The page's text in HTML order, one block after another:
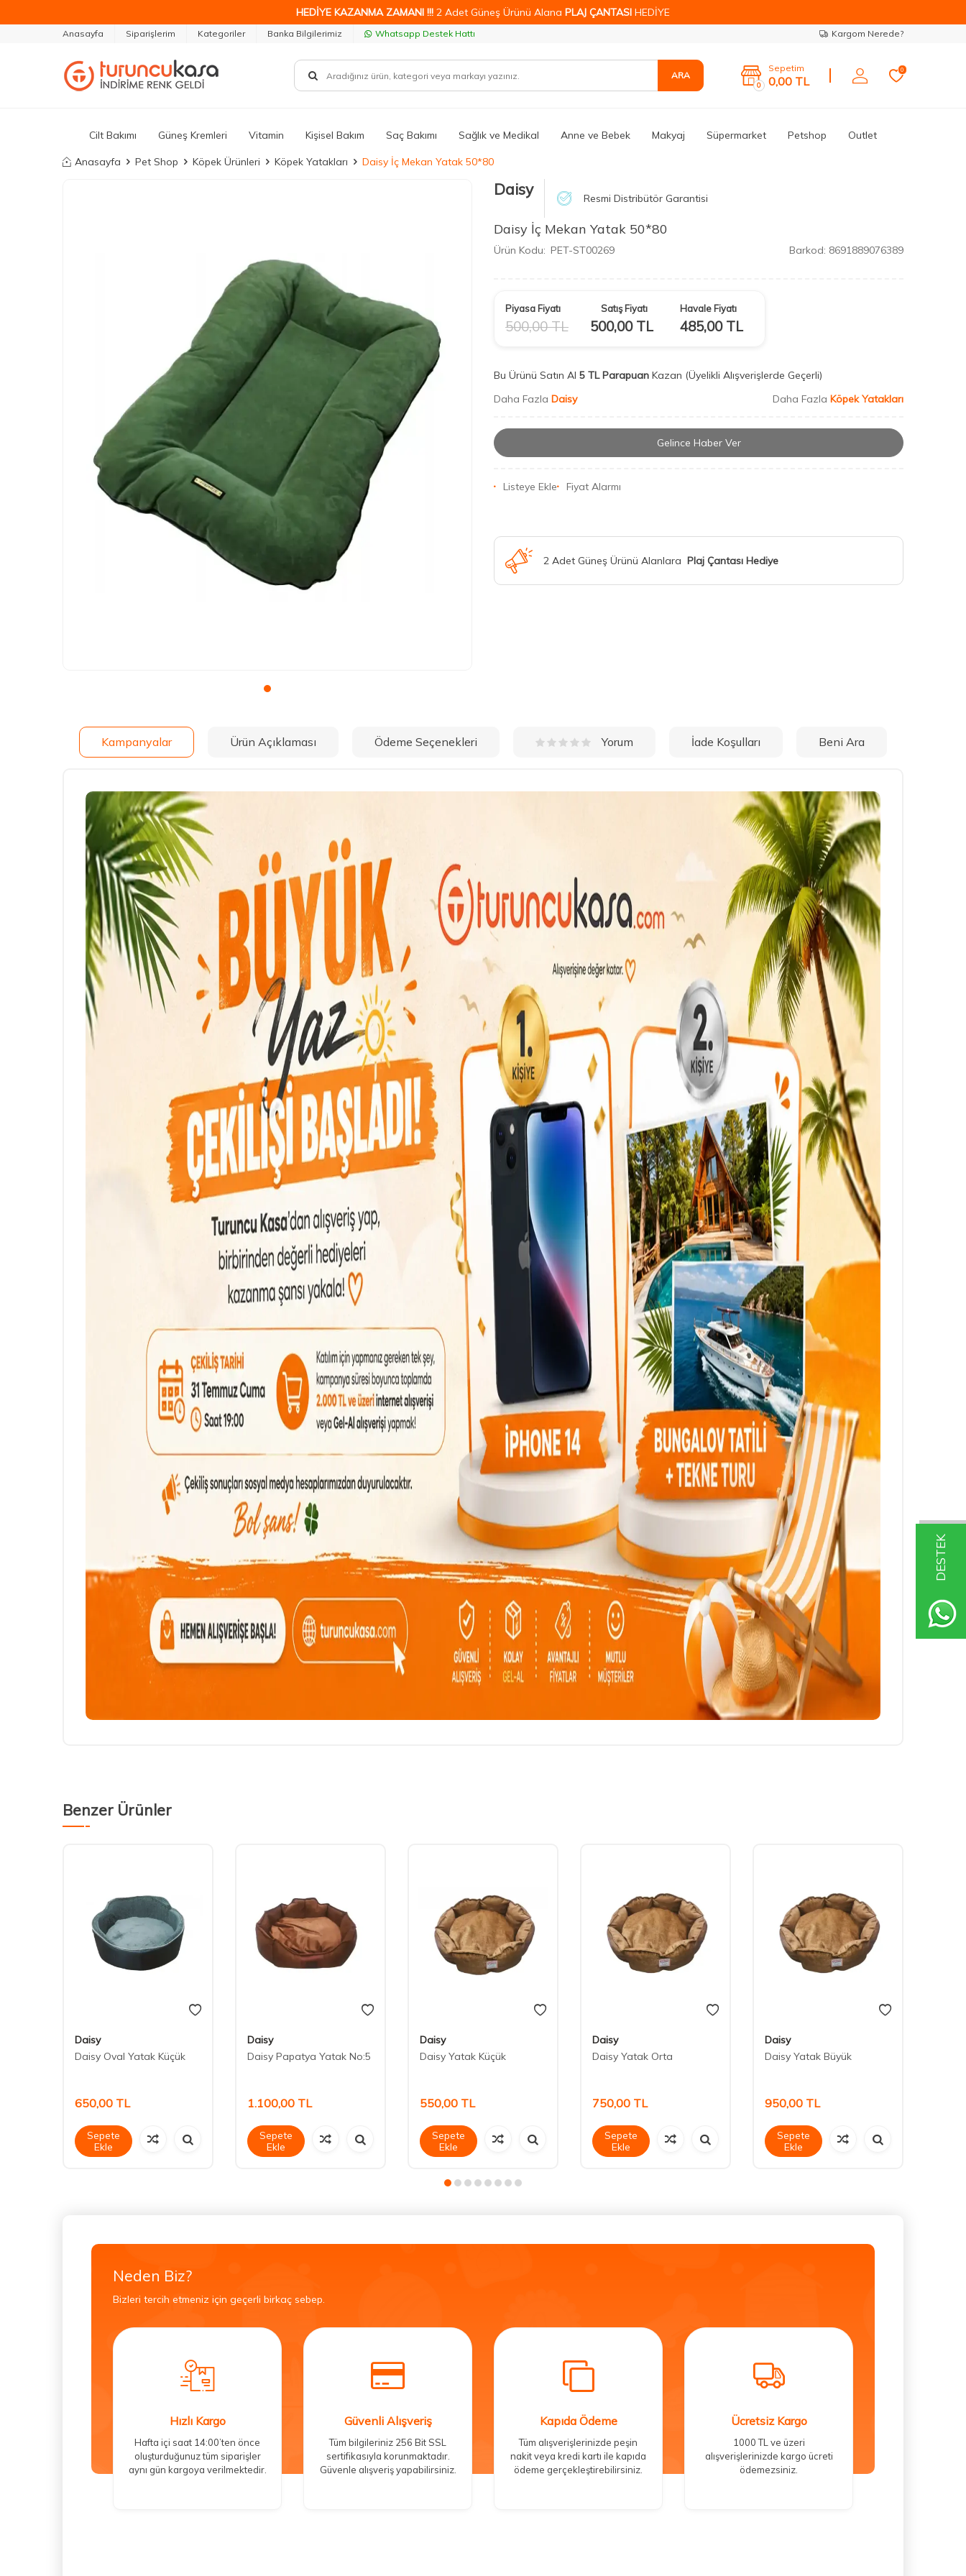
DESTEK
HEDİYE KAZANMA ZAMANI !!! 2 Adet Güneş Ürünü Alana PLAJ ÇANTASI HEDİYE
Anasayfa Siparişlerim Kategoriler Banka Bilgilerimiz Whatsapp Destek Hattı Kargom Nerede?
ARA
0
Sepetim
0,00 TL
0
Cilt Bakımı Güneş Kremleri Vitamin Kişisel Bakım Saç Bakımı Sağlık ve Medikal Anne ve Bebek Makyaj Süpermarket Petshop Outlet
Anasayfa Pet Shop Köpek Ürünleri Köpek Yatakları Daisy İç Mekan Yatak 50*80
Daisy Resmi Distribütör Garantisi
Daisy İç Mekan Yatak 50*80
Ürün Kodu: PET-ST00269 Barkod: 8691889076389
Piyasa Fiyatı
500,00TL
Satış Fiyatı
500,00TL
Havale Fiyatı
485,00TL
Bu Ürünü Satın Al 5 TL Parapuan Kazan (Üyelikli Alışverişlerde Geçerli)
Daha Fazla Daisy Daha Fazla Köpek Yatakları
Gelince Haber Ver
Listeye Ekle Fiyat Alarmı
2 Adet Güneş Ürünü Alanlara Plaj Çantası Hediye
Kampanyalar Ürün Açıklaması Ödeme Seçenekleri Yorum İade Koşulları Beni Ara
Benzer Ürünler
Daisy
Daisy Oval Yatak Küçük
650,00 TL
Sepete
Ekle
Daisy
Daisy Papatya Yatak No:5
1.100,00 TL
Sepete
Ekle
Daisy
Daisy Yatak Küçük
550,00 TL
Sepete
Ekle
Daisy
Daisy Yatak Orta
750,00 TL
Sepete
Ekle
Daisy
Daisy Yatak Büyük
950,00 TL
Sepete
Ekle
Neden Biz?
Bizleri tercih etmeniz için geçerli birkaç sebep.
Hızlı Kargo
Hafta içi saat 14:00’ten önce
oluşturduğunuz tüm siparişler
aynı gün kargoya verilmektedir.
Güvenli Alışveriş
Tüm bilgileriniz 256 Bit SSL
sertifikasıyla korunmaktadır.
Güvenle alışveriş yapabilirsiniz.
Kapıda Ödeme
Tüm alışverişlerinizde peşin
nakit veya kredi kartı ile kapıda
ödeme gerçekleştirebilirsiniz.
Ücretsiz Kargo
1000 TL ve üzeri
alışverişlerinizde kargo ücreti
ödemezsiniz.